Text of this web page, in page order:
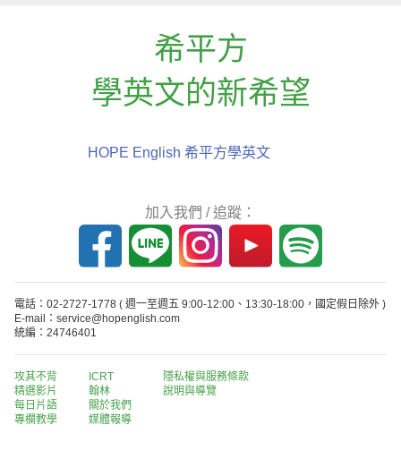
希平方
學英文的新希望
HOPE English 希平方學英文
加入我們 / 追蹤：
電話：02-2727-1778 ( 週一至週五 9:00-12:00、13:30-18:00，國定假日除外 )
E-mail：service@hopenglish.com
統編：24746401
攻其不背
精選影片
每日片語
專欄教學
ICRT
翰林
關於我們
媒體報導
隱私權與服務條款
說明與導覽